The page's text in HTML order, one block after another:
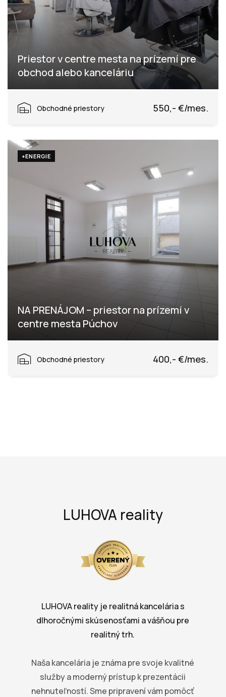
Priestor v centre mesta na prízemí pre
obchod alebo kanceláriu
Obchodné priestory
550,- €/mes.
+ENERGIE
NA PRENÁJOM – priestor na prízemí v
centre mesta Púchov
Obchodné priestory
400,- €/mes.
LUHOVA reality
LUHOVA reality je realitná kancelária s
dlhoročnými skúsenosťami a vášňou pre
realitný trh.
Naša kancelária je známa pre svoje kvalitné
služby a moderný prístup k prezentácii
nehnuteľností. Sme pripravení vám pomôcť